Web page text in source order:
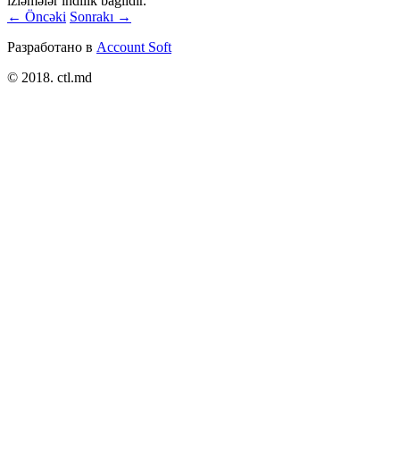
← Öncəki Sonrakı →
Разработано в Account Soft
© 2018. ctl.md